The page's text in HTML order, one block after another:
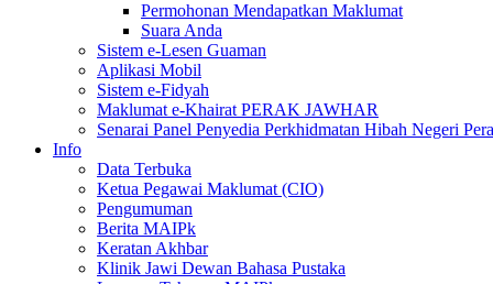
Permohonan Mendapatkan Maklumat
Suara Anda
Sistem e-Lesen Guaman
Aplikasi Mobil
Sistem e-Fidyah
Maklumat e-Khairat PERAK JAWHAR
Senarai Panel Penyedia Perkhidmatan Hibah Negeri
Info
Data Terbuka
Ketua Pegawai Maklumat (CIO)
Pengumuman
Berita MAIPk
Keratan Akhbar
Klinik Jawi Dewan Bahasa Pustaka